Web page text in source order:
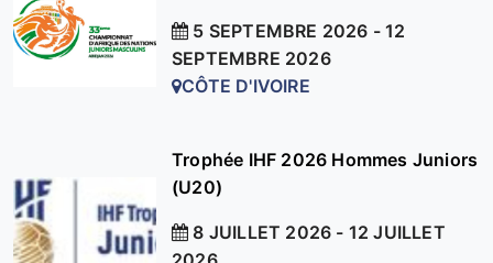
5 SEPTEMBRE 2026 - 12
SEPTEMBRE 2026
CÔTE D'IVOIRE
Trophée IHF 2026 Hommes Juniors
(U20)
8 JUILLET 2026 - 12 JUILLET